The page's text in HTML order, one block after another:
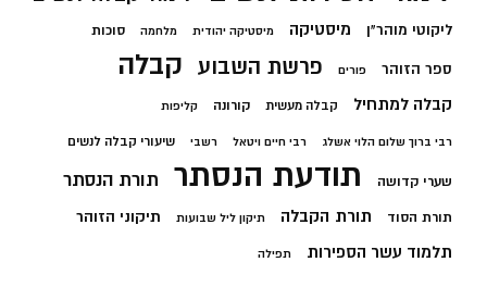
ליקוטי מוהר"ן מיסטיקה מיסטיקה יהודית מלחמה סוכות
ספר הזוהר פורים פרשת השבוע קבלה
קבלה למתחיל קבלה מעשית קורונה קליפות
רבי ברוך שלום הלוי אשלג רבי חיים ויטאל רשבי שיעורי קבלה לנשים
שערי קדושה תודעת הנסתר תורת הנסתר
תורת הסוד תורת הקבלה תיקון ליל שבועות תיקוני הזוהר
תלמוד עשר הספירות תפילה